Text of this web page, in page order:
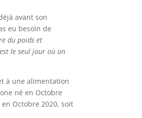
avant son
eu besoin de
du poids et
le seul jour où on
à une alimentation
né en Octobre
Octobre 2020, soit